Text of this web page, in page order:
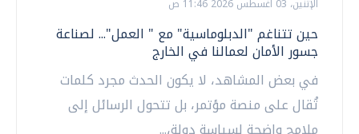
الإثنين، 03 اغسطس 2026 11:46 ص
حين تتناغم "الدبلوماسية" مع " العمل"... لصناعة
جسور الأمان لعمالنا في الخارج
في بعض المشاهد، لا يكون الحدث مجرد كلمات
تُقال على منصة مؤتمر، بل تتحول الرسائل إلى